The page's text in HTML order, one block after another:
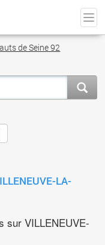
de Seine 92
LA-
VILLENEUVE-